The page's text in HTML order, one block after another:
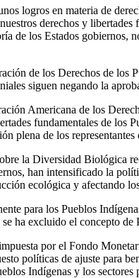
logros en materia de
derechos y
de los Estados gobiernos,
de los Derechos de los
siguen negando la
Americana de los
fundamentales de los
plena de los
la Diversidad Biológica
han intensificado la
ecológica y afectando
para los Pueblos
ha excluido el concepto
por el Fondo
políticas de ajuste para
Indígenas y los sectores